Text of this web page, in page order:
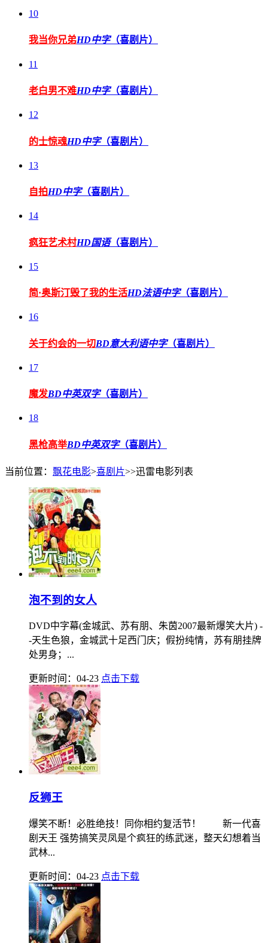
10
我当你兄弟HD中字（喜剧片）
11
老白男不难HD中字（喜剧片）
12
的士惊魂HD中字（喜剧片）
13
自拍HD中字（喜剧片）
14
疯狂艺术村HD国语（喜剧片）
15
简·奥斯汀毁了我的生活HD法语中字（喜剧片）
16
关于约会的一切BD意大利语中字（喜剧片）
17
魔发BD中英双字（喜剧片）
18
黑枪高举BD中英双字（喜剧片）
当前位置： 飘花电影>喜剧片>>迅雷电影列表
泡不到的女人
DVD中字幕(金城武、苏有朋、朱茵2007最新爆笑大片) -
-天生色狼，金城武十足西门庆；假扮纯情，苏有朋挂牌
处男身；...
更新时间：04-23 点击下载
反狮王
爆笑不断！必胜绝技！同你相约复活节！ 新一代喜
剧天王 强势搞笑灵凤是个疯狂的练武迷，整天幻想着当
武林...
更新时间：04-23 点击下载